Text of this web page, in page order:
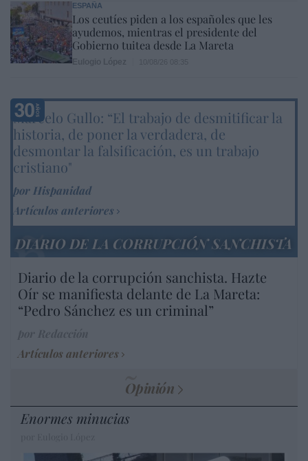
ESPAÑA
Los ceutíes piden a los españoles que les
ayudemos, mientras el presidente del
Gobierno tuitea desde La Mareta
Marcelo Gullo: “El trabajo de desmitificar la
historia, de poner la verdadera, de
desmontar la falsificación, es un trabajo
cristiano"
por Hispanidad
Artículos anteriores
DIARIO DE LA CORRUPCIÓN SANCHISTA
Diario de la corrupción sanchista. Hazte
Oír se manifiesta delante de La Mareta:
“Pedro Sánchez es un criminal”
Artículos anteriores
Opinión
Enormes minucias